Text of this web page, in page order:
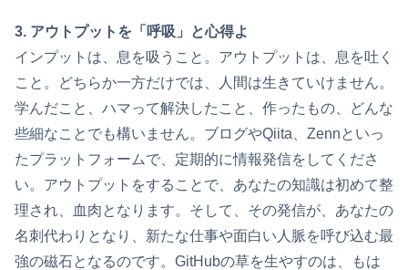
3. アウトプットを「呼吸」と心得よ
インプットは、息を吸うこと。アウトプットは、息を吐く
こと。どちらか一方だけでは、人間は生きていけません。
学んだこと、ハマって解決したこと、作ったもの、どんな
些細なことでも構いません。ブログやQiita、Zennといっ
たプラットフォームで、定期的に情報発信をしてくださ
い。アウトプットをすることで、あなたの知識は初めて整
理され、血肉となります。そして、その発信が、あなたの
名刺代わりとなり、新たな仕事や面白い人脈を呼び込む最
強の磁石となるのです。GitHubの草を生やすのは、もは